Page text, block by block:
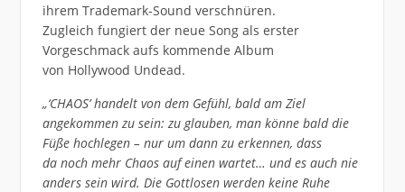
ihrem Trademark-Sound verschnüren.
Zugleich fungiert der neue Song als erster
Vorgeschmack aufs kommende Album
von Hollywood Undead.
„‘CHAOS’ handelt von dem Gefühl, bald am Ziel
angekommen zu sein: zu glauben, man könne bald die
Füße hochlegen – nur um dann zu erkennen, dass
da noch mehr Chaos auf einen wartet… und es auch nie
anders sein wird. Die Gottlosen werden keine Ruhe